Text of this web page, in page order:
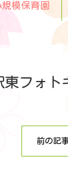
規模保育園
東フォト
前の記